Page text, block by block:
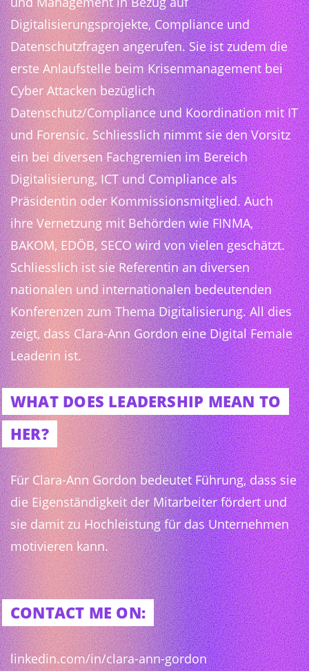
Digitalisierungsprojekte, Compliance und
Datenschutzfragen angerufen. Sie ist zudem die
erste Anlaufstelle beim Krisenmanagement bei
Cyber Attacken bezüglich
Datenschutz/Compliance und Koordination mit IT
und Forensic. Schliesslich nimmt sie den Vorsitz
ein bei diversen Fachgremien im Bereich
Digitalisierung, ICT und Compliance als
Präsidentin oder Kommissionsmitglied. Auch
ihre Vernetzung mit Behörden wie FINMA,
BAKOM, EDÖB, SECO wird von vielen geschätzt.
Schliesslich ist sie Referentin an diversen
nationalen und internationalen bedeutenden
Konferenzen zum Thema Digitalisierung. All dies
zeigt, dass Clara-Ann Gordon eine Digital Female
Leaderin ist.
WHAT DOES LEADERSHIP MEAN TO
HER?
Für Clara-Ann Gordon bedeutet Führung, dass sie
die Eigenständigkeit der Mitarbeiter fördert und
sie damit zu Hochleistung für das Unternehmen
motivieren kann.
CONTACT ME ON:
linkedin.com/in/clara-ann-gordon